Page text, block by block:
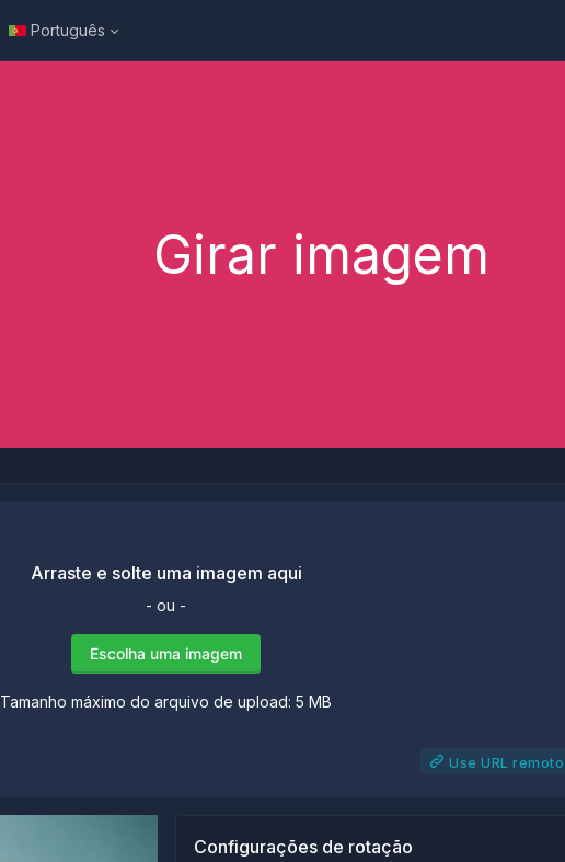
Português
Girar imagem
Arraste e solte uma imagem aqui
- ou -
Escolha uma imagem
Tamanho máximo do arquivo de upload: 5 MB
Use URL remoto
Configurações de rotação